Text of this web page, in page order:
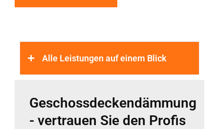
Alle Leistungen auf einem Blick
Geschossdeckendämmung
- vertrauen Sie den Profis